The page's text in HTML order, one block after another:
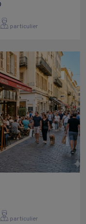
particulier
particulier